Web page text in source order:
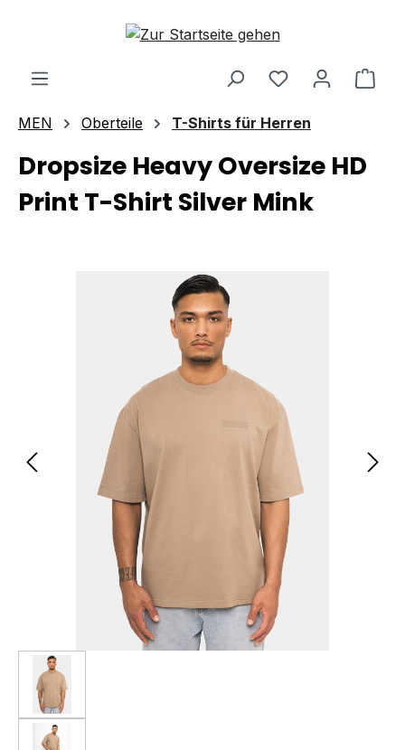
Zum Hauptinhalt springen
MEN Oberteile T-Shirts für Herren
Dropsize Heavy Oversize HD
Print T-Shirt Silver Mink
Bildergalerie überspringen